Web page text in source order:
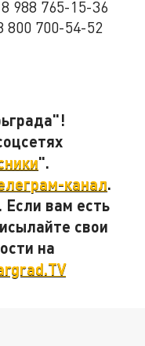
988 765-15-36
800 700-54-52
".
канал.
Если вам есть
свои
на